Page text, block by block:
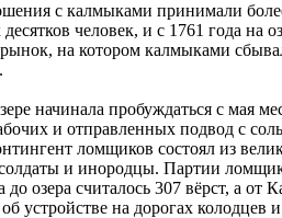
с калмыками принимали
десятков человек, и с 1761 года
рынок, на котором калмыками
начинала пробуждаться с мая
и отправленных подвод с
ломщиков состоял из
и инородцы. Партии
до озера считалось 307 вёрст, а
об устройстве на дорогах колодцев